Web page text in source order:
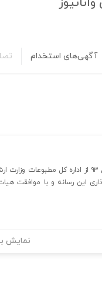
آگهی‌های استخدام
پایگاه خبری وانانیوز در تیر ماه سال
این رسانه و با موافقت
نمایش